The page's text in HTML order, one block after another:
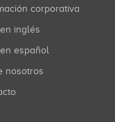
corporativa
en inglés
en español
nosotros